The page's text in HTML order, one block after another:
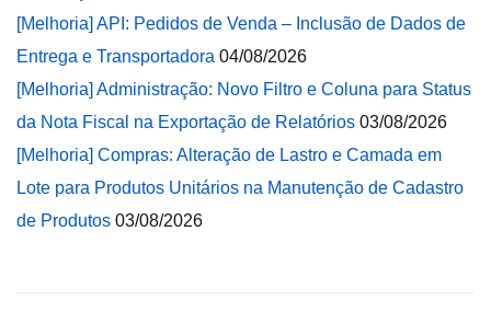
[Melhoria] API: Pedidos de Venda – Inclusão de Dados de
Entrega e Transportadora 04/08/2026
[Melhoria] Administração: Novo Filtro e Coluna para Status
da Nota Fiscal na Exportação de Relatórios 03/08/2026
[Melhoria] Compras: Alteração de Lastro e Camada em
Lote para Produtos Unitários na Manutenção de Cadastro
de Produtos 03/08/2026